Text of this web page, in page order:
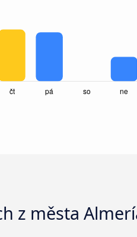
z města